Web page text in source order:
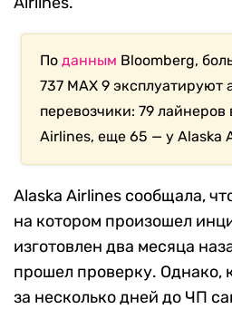
Поданным Bloomberg,
737 MAX 9 эксплуатируют
перевозчики: 79 лайнеров
Airlines, еще 65 — у Alaska
Alaska Airlines сообщала,
на котором произошел
изготовлен два месяца
прошел проверку. Однако,
за несколько дней до ЧП